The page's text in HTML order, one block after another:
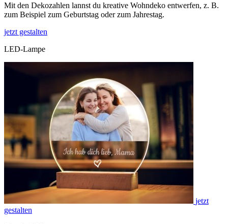
Mit den Dekozahlen lannst du kreative Wohndeko entwerfen, z. B.
zum Beispiel zum Geburtstag oder zum Jahrestag.
jetzt gestalten
LED-Lampe
jetzt
gestalten